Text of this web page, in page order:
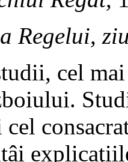
Regelui,
cel
cel